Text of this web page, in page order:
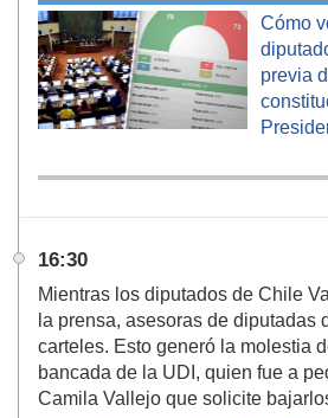
Cómo
previa
16:30
Mientras los diputados de Chile
la prensa, asesoras de diputadas
carteles. Esto generó la molestia
bancada de la UDI, quien fue a
Camila Vallejo que solicite